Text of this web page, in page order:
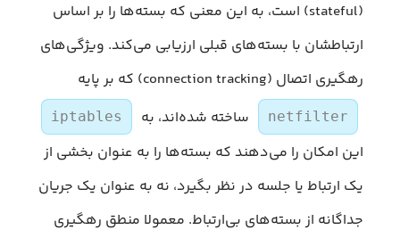
(stateful) است، به این معنی که بسته‌ها را بر اساس
ارتباطشان با بسته‌های قبلی ارزیابی می‌کند. ویژگی‌های
رهگیری اتصال (connection tracking) که بر پایه
netfilter ساخته شده‌اند، به iptables
این امکان را می‌دهند که بسته‌ها را به عنوان بخشی از
یک ارتباط یا جلسه در نظر بگیرد، نه به عنوان یک جریان
جداگانه از بسته‌های بی‌ارتباط. معمولا منطق رهگیری